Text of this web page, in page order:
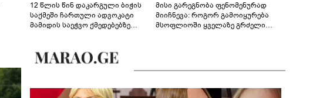
12 წლის წინ დაკარგული ბიჭის
საქმეში ჩართული ადვოკატი
მამიდის საეჭვო ქმედებებზე
მოწოდებაზე... წლობით
მიმდინარეობდა საქმის
მისი გარეგნობა ფენომენურად
მიიჩნევა: როგორ გამოიყურება
მსოფლიოში ყველაზე გრძელი